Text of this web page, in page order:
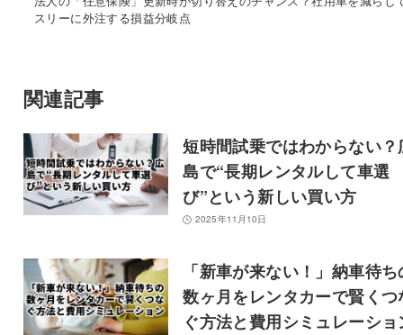
スリーに外注する損益分岐点
関連記事
短時間試乗ではわからない？
島で“長期レンタルして車選
び”という新しい買い方
2025年11月10日
「新車が来ない！」納車待ち
数ヶ月をレンタカーで賢くつ
ぐ方法と費用シミュレーショ